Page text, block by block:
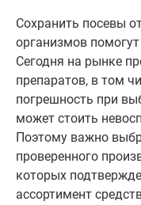
Сохранить посевы
организмов
Сегодня на рынке
препаратов, в том
погрешность при
может стоить
Поэтому важно
проверенного
которых
ассортимент